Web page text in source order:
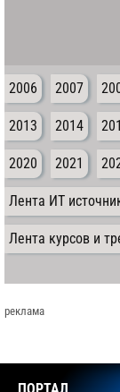
2006 2007
2013 2014
2020 2021
Лента ИТ
Лента курсов и
реклама